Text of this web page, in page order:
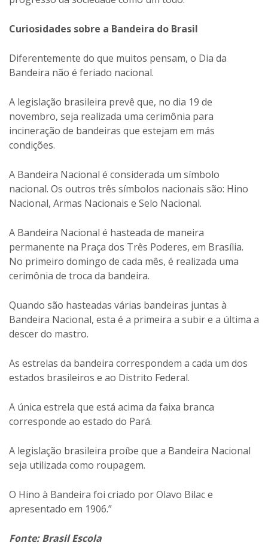
Curiosidades sobre a Bandeira do Brasil
Diferentemente do que muitos pensam, o Dia da
Bandeira não é feriado nacional.
A legislação brasileira prevê que, no dia 19 de
novembro, seja realizada uma cerimônia para
incineração de bandeiras que estejam em más
condições.
A Bandeira Nacional é considerada um símbolo
nacional. Os outros três símbolos nacionais são: Hino
Nacional, Armas Nacionais e Selo Nacional.
A Bandeira Nacional é hasteada de maneira
permanente na Praça dos Três Poderes, em Brasília.
No primeiro domingo de cada mês, é realizada uma
cerimônia de troca da bandeira.
Quando são hasteadas várias bandeiras juntas à
Bandeira Nacional, esta é a primeira a subir e a última a
descer do mastro.
As estrelas da bandeira correspondem a cada um dos
estados brasileiros e ao Distrito Federal.
A única estrela que está acima da faixa branca
corresponde ao estado do Pará.
A legislação brasileira proíbe que a Bandeira Nacional
seja utilizada como roupagem.
O Hino à Bandeira foi criado por Olavo Bilac e
apresentado em 1906.”
Fonte: Brasil Escola